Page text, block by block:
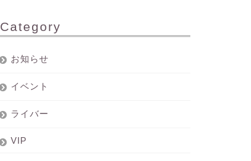
Category
お知らせ
イベント
ライバー
VIP